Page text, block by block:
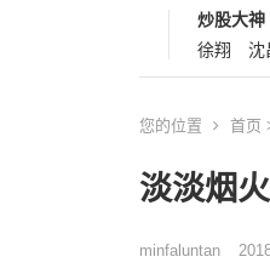
炒股大神
徐翔
沈
您的位置 首页
淡淡烟
minfaluntan